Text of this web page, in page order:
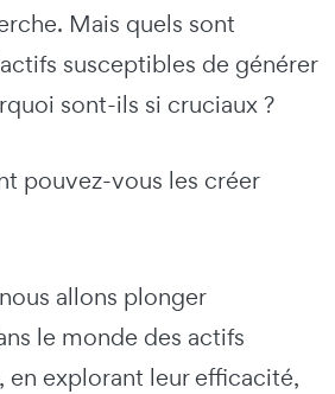
Mais quels sont
susceptibles de générer
sont-ils si cruciaux ?
pouvez-vous les créer
allons plonger
le monde des actifs
en explorant leur efficacité,